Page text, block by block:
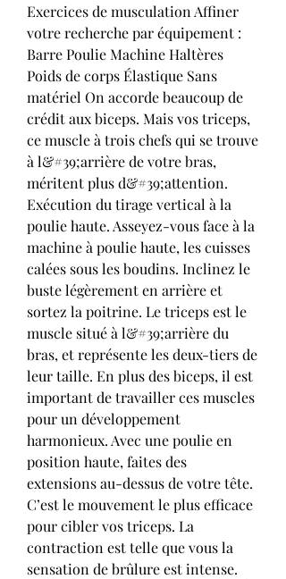
Exercices de musculation Affiner
votre recherche par équipement :
Barre Poulie Machine Haltères
Poids de corps Élastique Sans
matériel On accorde beaucoup de
crédit aux biceps. Mais vos triceps,
ce muscle à trois chefs qui se trouve
à l&#39;arrière de votre bras,
méritent plus d&#39;attention.
Exécution du tirage vertical à la
poulie haute. Asseyez-vous face à la
machine à poulie haute, les cuisses
calées sous les boudins. Inclinez le
buste légèrement en arrière et
sortez la poitrine. Le triceps est le
muscle situé à l&#39;arrière du
bras, et représente les deux-tiers de
leur taille. En plus des biceps, il est
important de travailler ces muscles
pour un développement
harmonieux. Avec une poulie en
position haute, faites des
extensions au-dessus de votre tête.
C’est le mouvement le plus efficace
pour cibler vos triceps. La
contraction est telle que vous la
sensation de brûlure est intense.